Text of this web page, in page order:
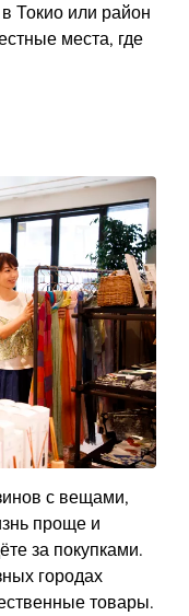
Токио или район
места, где
с вещами,
проще и
за покупками.
городах
товары.